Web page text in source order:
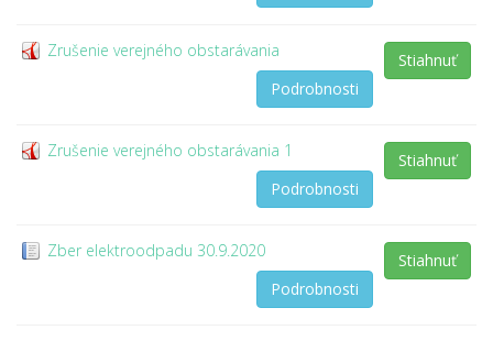
Zrušenie verejného obstarávania
Stiahnuť
Podrobnosti
Zrušenie verejného obstarávania 1
Stiahnuť
Podrobnosti
Zber elektroodpadu 30.9.2020
Stiahnuť
Podrobnosti